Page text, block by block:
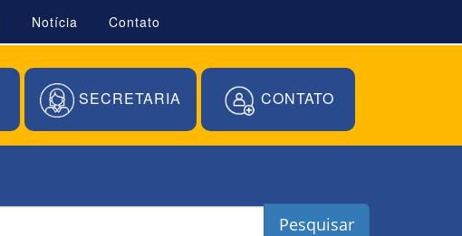
Notícia Contato
SECRETARIA CONTATO
Pesquisar